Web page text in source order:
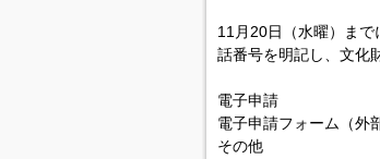
11月20日（水曜）ま
話番号を明記し、文化
電子申請
電子申請フォーム（外
その他